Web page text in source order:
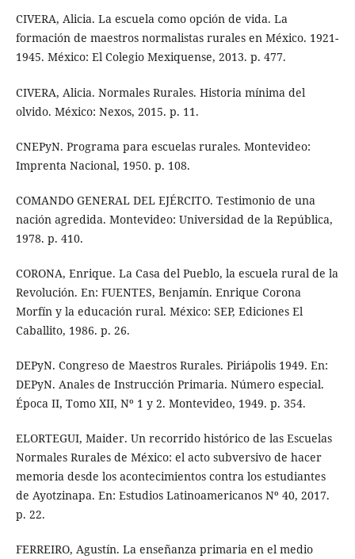
CIVERA, Alicia. La escuela como opción de vida. La
formación de maestros normalistas rurales en México. 1921-
1945. México: El Colegio Mexiquense, 2013. p. 477.
CIVERA, Alicia. Normales Rurales. Historia mínima del
olvido. México: Nexos, 2015. p. 11.
CNEPyN. Programa para escuelas rurales. Montevideo:
Imprenta Nacional, 1950. p. 108.
COMANDO GENERAL DEL EJÉRCITO. Testimonio de una
nación agredida. Montevideo: Universidad de la República,
1978. p. 410.
CORONA, Enrique. La Casa del Pueblo, la escuela rural de la
Revolución. En: FUENTES, Benjamín. Enrique Corona
Morfín y la educación rural. México: SEP, Ediciones El
Caballito, 1986. p. 26.
DEPyN. Congreso de Maestros Rurales. Piriápolis 1949. En:
DEPyN. Anales de Instrucción Primaria. Número especial.
Época II, Tomo XII, Nº 1 y 2. Montevideo, 1949. p. 354.
ELORTEGUI, Maider. Un recorrido histórico de las Escuelas
Normales Rurales de México: el acto subversivo de hacer
memoria desde los acontecimientos contra los estudiantes
de Ayotzinapa. En: Estudios Latinoamericanos Nº 40, 2017.
p. 22.
FERREIRO, Agustín. La enseñanza primaria en el medio